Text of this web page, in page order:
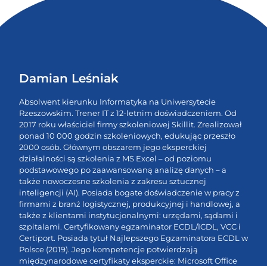
Damian Leśniak
Absolwent kierunku Informatyka na Uniwersytecie
Rzeszowskim. Trener IT z 12-letnim doświadczeniem. Od
2017 roku właściciel firmy szkoleniowej Skillit. Zrealizował
ponad 10 000 godzin szkoleniowych, edukując przeszło
2000 osób. Głównym obszarem jego eksperckiej
działalności są szkolenia z MS Excel – od poziomu
podstawowego po zaawansowaną analizę danych – a
także nowoczesne szkolenia z zakresu sztucznej
inteligencji (AI). Posiada bogate doświadczenie w pracy z
firmami z branż logistycznej, produkcyjnej i handlowej, a
także z klientami instytucjonalnymi: urzędami, sądami i
szpitalami. Certyfikowany egzaminator ECDL/ICDL, VCC i
Certiport. Posiada tytuł Najlepszego Egzaminatora ECDL w
Polsce (2019). Jego kompetencje potwierdzają
międzynarodowe certyfikaty eksperckie: Microsoft Office